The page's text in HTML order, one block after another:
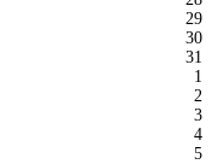
29
30
31
1
2
3
4
5